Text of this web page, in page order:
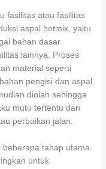
fasilitas atau fasilitas
aspal hotmix, yaitu
bahan dasar
lainnya. Proses
material seperti
pengisi dan aspal
diolah sehingga
mutu tertentu dan
perbaikan jalan.
beberapa tahap utama.
untuk